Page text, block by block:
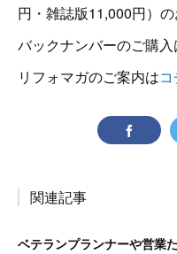
円・雑誌版11,000円）
バックナンバーのご購入
リフォマガのご案内は
関連記事